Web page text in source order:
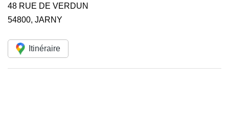
48 RUE DE VERDUN
54800, JARNY
Itinéraire